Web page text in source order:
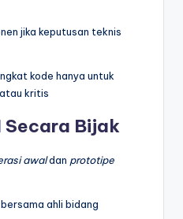
jika keputusan teknis
kode hanya untuk
kritis
Secara Bijak
awaldan prototipe
ahli bidang